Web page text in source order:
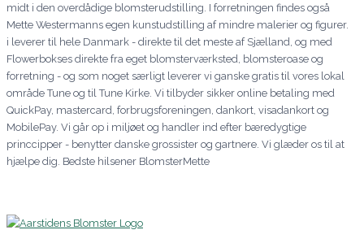
midt i den overdådige blomsterudstilling. I forretningen findes også
Mette Westermanns egen kunstudstilling af mindre malerier og figurer.
i leverer til hele Danmark - direkte til det meste af Sjælland, og med
Flowerbokses direkte fra eget blomsterværksted, blomsteroase og
forretning - og som noget særligt leverer vi ganske gratis til vores lokal
område Tune og til Tune Kirke. Vi tilbyder sikker online betaling med
QuickPay, mastercard, forbrugsforeningen, dankort, visadankort og
MobilePay. Vi går op i miljøet og handler ind efter bæredygtige
princcipper - benytter danske grossister og gartnere. Vi glæder os til at
hjælpe dig. Bedste hilsener BlomsterMette